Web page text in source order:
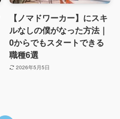
【ノマドワーカー】にスキ
ルなしの僕がなった方法｜
0からでもスタートできる
職種6選
2026年5月5日